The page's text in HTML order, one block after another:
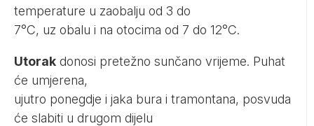
temperature u zaobalju od 3 do
7°C, uz obalu i na otocima od 7 do 12°C.
Utorak donosi pretežno sunčano vrijeme. Puhat
će umjerena,
ujutro ponegdje i jaka bura i tramontana, posvuda
će slabiti u drugom dijelu